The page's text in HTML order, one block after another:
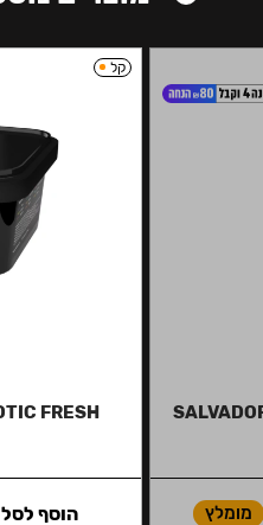
מומלץ
קל
FRESH
הוסף לסל